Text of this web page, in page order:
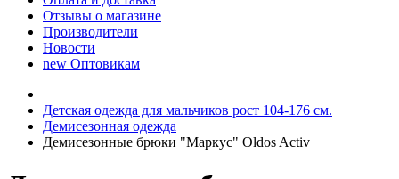
Отзывы о магазине
Производители
Новости
new Оптовикам
Детская одежда для мальчиков рост 104-176 см.
Демисезонная одежда
Демисезонные брюки "Маркус" Oldos Activ